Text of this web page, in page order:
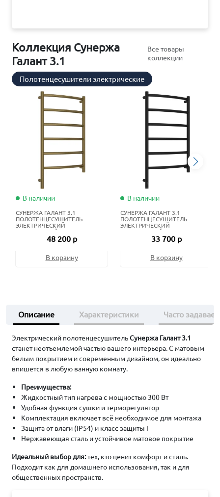
Коллекция Сунержа
Галант 3.1
Все товары
коллекции
Полотенцесушители электрические
В наличии
СУНЕРЖА ГАЛАНТ 3.1
ПОЛОТЕНЦЕСУШИТЕЛЬ
ЭЛЕКТРИЧЕСКИЙ
ЖИДКОСТНЫЙ 80Х50 СМ
СОСТАРЕННАЯ БРОНЗА
48 200 р
В корзину
В наличии
СУНЕРЖА ГАЛАНТ 3.1
ПОЛОТЕНЦЕСУШИТЕЛЬ
ЭЛЕКТРИЧЕСКИЙ
ЖИДКОСТНЫЙ 80Х50 СМ
МАТОВЫЙ ЧЁРНЫЙ
33 700 р
В корзину
Описание Характеристики Часто
Электрический полотенцесушительСунержа Галант 3.1
станет неотъемлемой частью вашего интерьера. С матовым
белым покрытием и современным дизайном, он идеально
впишется в любую ванную комнату.
Преимущества:
Жидкостный тип нагрева с мощностью 300 Вт
Удобная функция сушки и терморегулятор
Комплектация включает всё необходимое для монтажа
Защита от влаги (IP54) и класс защиты I
Нержавеющая сталь и устойчивое матовое покрытие
Идеальный выбор для:тех, кто ценит комфорт и стиль.
Подходит как для домашнего использования, так и для
общественных пространств.